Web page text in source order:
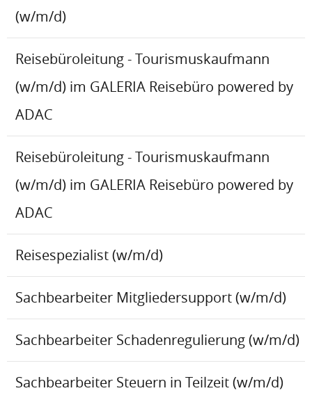
(w/m/d)
Reisebüroleitung - Tourismuskaufmann
(w/m/d) im GALERIA Reisebüro powered by
ADAC
Reisebüroleitung - Tourismuskaufmann
(w/m/d) im GALERIA Reisebüro powered by
ADAC
Reisespezialist (w/m/d)
Sachbearbeiter Mitgliedersupport (w/m/d)
Sachbearbeiter Schadenregulierung (w/m/d)
Sachbearbeiter Steuern in Teilzeit (w/m/d)